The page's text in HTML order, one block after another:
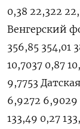
0,38 22,322
Венгерский
356,85 354,01
10,7037 0,87
9,7753
6,9272 6,9029
133,49 0,27